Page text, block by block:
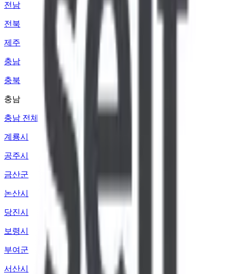
전남
전북
제주
충남
충북
충남
충남 전체
계룡시
공주시
금산군
논산시
당진시
보령시
부여군
서산시